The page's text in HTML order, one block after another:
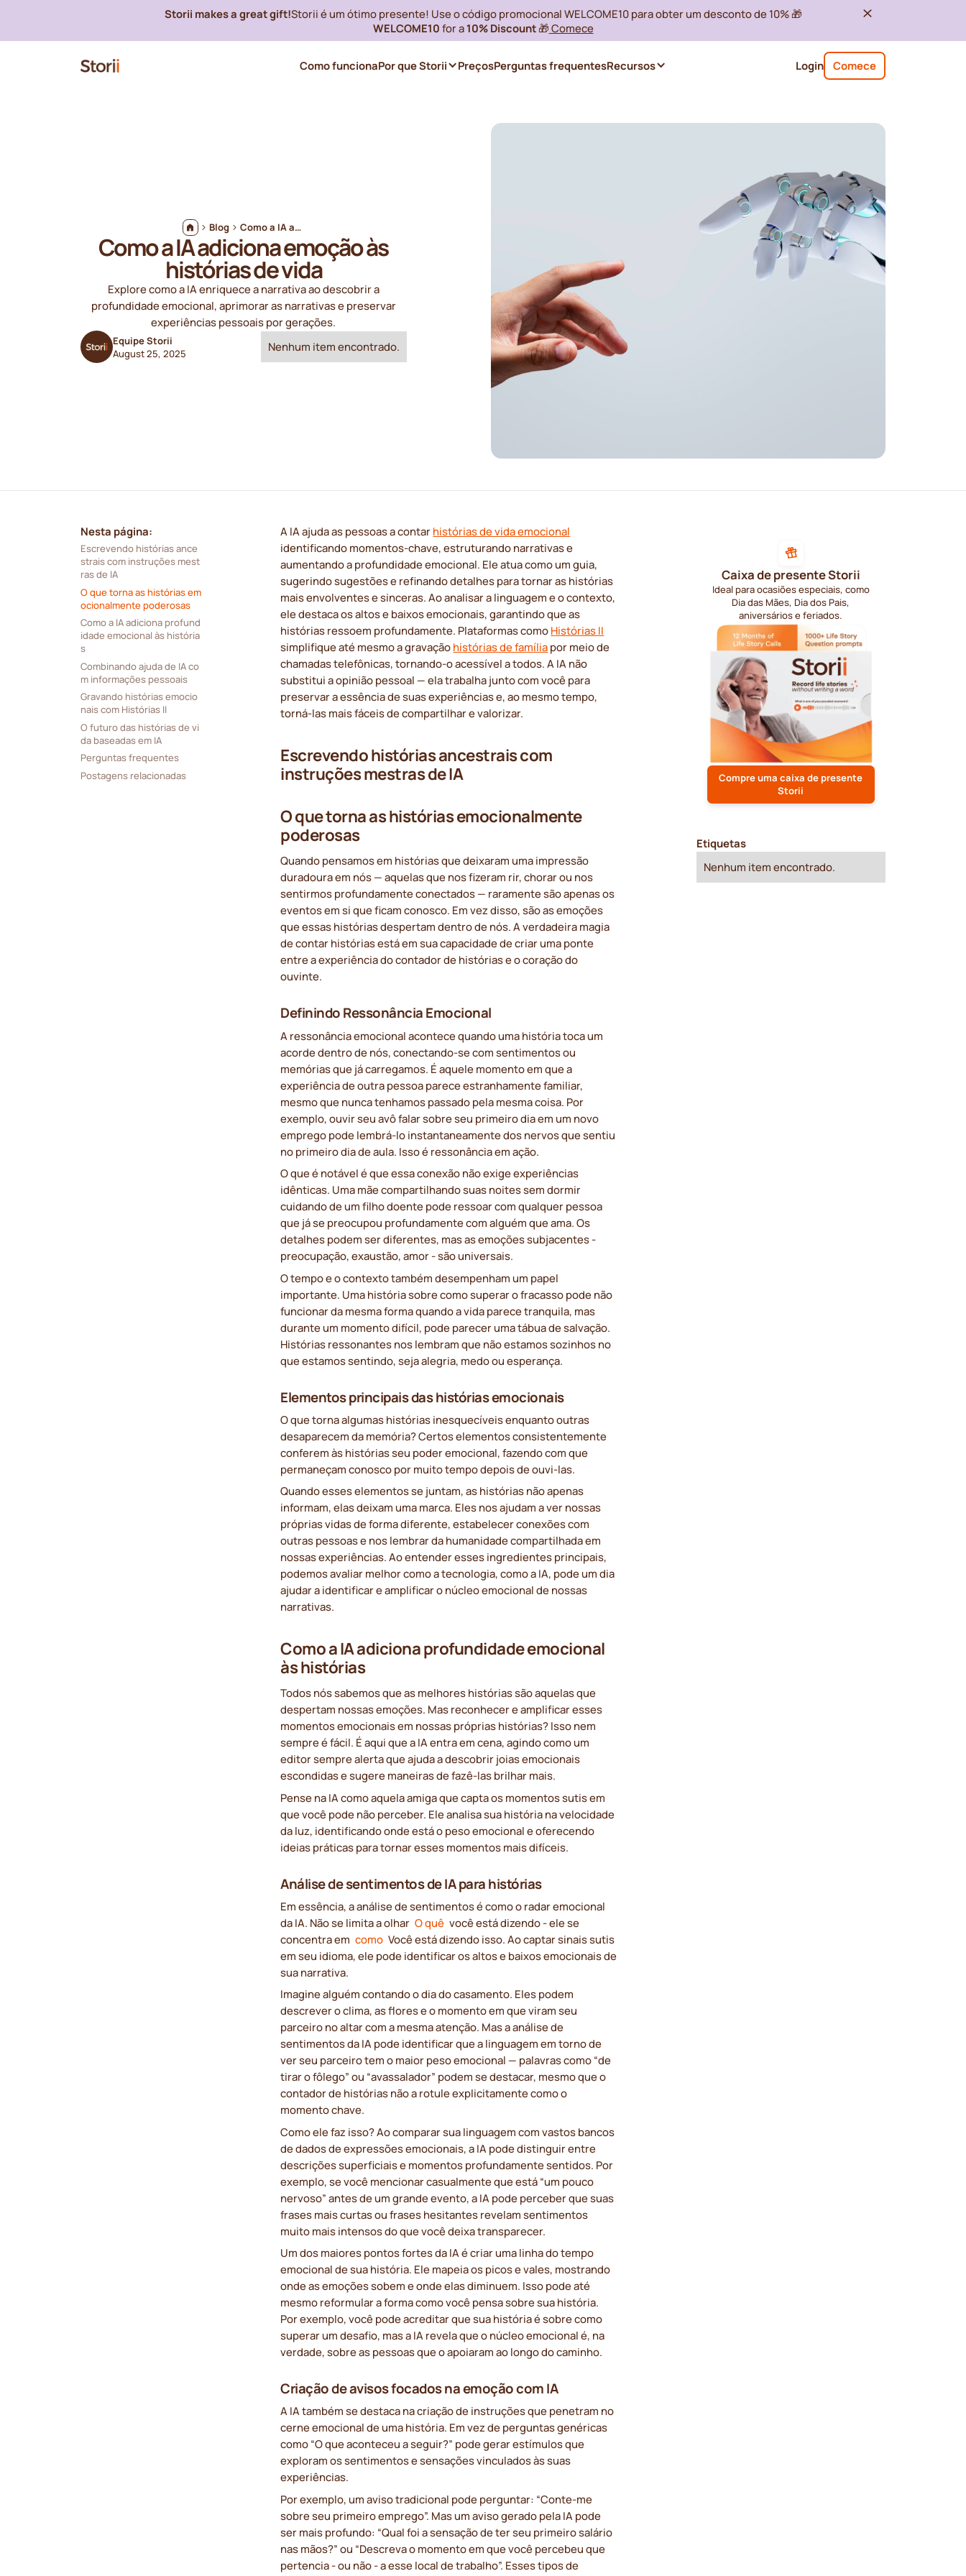
Storii makes a great gift!Storii é um ótimo presente! Use o código promocional WELCOME10 para obter um desconto de 10% 🎁
WELCOME10 for a10% Discount🎁 Comece
Login Comece
Como funcionaPor que Storii PreçosPerguntas frequentesRecursos
Blog Como a IA adiciona emoção às histórias de vida
Como a IA adiciona emoção às
histórias de vida
Explore como a IA enriquece a narrativa ao descobrir a
profundidade emocional, aprimorar as narrativas e preservar
experiências pessoais por gerações.
Equipe Storii
August 25, 2025
Nenhum item encontrado.
Nesta página:
Escrevendo histórias ance
strais com instruções mest
ras de IA
O que torna as histórias em
ocionalmente poderosas
Como a IA adiciona profund
idade emocional às história
s
Combinando ajuda de IA co
m informações pessoais
Gravando histórias emocio
nais com Histórias II
O futuro das histórias de vi
da baseadas em IA
Perguntas frequentes
Postagens relacionadas
A IA ajuda as pessoas a contar histórias de vida emocional
identificando momentos-chave, estruturando narrativas e
aumentando a profundidade emocional. Ele atua como um guia,
sugerindo sugestões e refinando detalhes para tornar as histórias
mais envolventes e sinceras. Ao analisar a linguagem e o contexto,
ele destaca os altos e baixos emocionais, garantindo que as
histórias ressoem profundamente. Plataformas como Histórias II
simplifique até mesmo a gravação histórias de família por meio de
chamadas telefônicas, tornando-o acessível a todos. A IA não
substitui a opinião pessoal — ela trabalha junto com você para
preservar a essência de suas experiências e, ao mesmo tempo,
torná-las mais fáceis de compartilhar e valorizar.
Escrevendo histórias ancestrais com
instruções mestras de IA
O que torna as histórias emocionalmente
poderosas
Quando pensamos em histórias que deixaram uma impressão
duradoura em nós — aquelas que nos fizeram rir, chorar ou nos
sentirmos profundamente conectados — raramente são apenas os
eventos em si que ficam conosco. Em vez disso, são as emoções
que essas histórias despertam dentro de nós. A verdadeira magia
de contar histórias está em sua capacidade de criar uma ponte
entre a experiência do contador de histórias e o coração do
ouvinte.
Definindo Ressonância Emocional
A ressonância emocional acontece quando uma história toca um
acorde dentro de nós, conectando-se com sentimentos ou
memórias que já carregamos. É aquele momento em que a
experiência de outra pessoa parece estranhamente familiar,
mesmo que nunca tenhamos passado pela mesma coisa. Por
exemplo, ouvir seu avô falar sobre seu primeiro dia em um novo
emprego pode lembrá-lo instantaneamente dos nervos que sentiu
no primeiro dia de aula. Isso é ressonância em ação.
O que é notável é que essa conexão não exige experiências
idênticas. Uma mãe compartilhando suas noites sem dormir
cuidando de um filho doente pode ressoar com qualquer pessoa
que já se preocupou profundamente com alguém que ama. Os
detalhes podem ser diferentes, mas as emoções subjacentes -
preocupação, exaustão, amor - são universais.
O tempo e o contexto também desempenham um papel
importante. Uma história sobre como superar o fracasso pode não
funcionar da mesma forma quando a vida parece tranquila, mas
durante um momento difícil, pode parecer uma tábua de salvação.
Histórias ressonantes nos lembram que não estamos sozinhos no
que estamos sentindo, seja alegria, medo ou esperança.
Elementos principais das histórias emocionais
O que torna algumas histórias inesquecíveis enquanto outras
desaparecem da memória? Certos elementos consistentemente
conferem às histórias seu poder emocional, fazendo com que
permaneçam conosco por muito tempo depois de ouvi-las.
Quando esses elementos se juntam, as histórias não apenas
informam, elas deixam uma marca. Eles nos ajudam a ver nossas
próprias vidas de forma diferente, estabelecer conexões com
outras pessoas e nos lembrar da humanidade compartilhada em
nossas experiências. Ao entender esses ingredientes principais,
podemos avaliar melhor como a tecnologia, como a IA, pode um dia
ajudar a identificar e amplificar o núcleo emocional de nossas
narrativas.
Como a IA adiciona profundidade emocional
às histórias
Todos nós sabemos que as melhores histórias são aquelas que
despertam nossas emoções. Mas reconhecer e amplificar esses
momentos emocionais em nossas próprias histórias? Isso nem
sempre é fácil. É aqui que a IA entra em cena, agindo como um
editor sempre alerta que ajuda a descobrir joias emocionais
escondidas e sugere maneiras de fazê-las brilhar mais.
Pense na IA como aquela amiga que capta os momentos sutis em
que você pode não perceber. Ele analisa sua história na velocidade
da luz, identificando onde está o peso emocional e oferecendo
ideias práticas para tornar esses momentos mais difíceis.
Análise de sentimentos de IA para histórias
Em essência, a análise de sentimentos é como o radar emocional
da IA. Não se limita a olhar O quê você está dizendo - ele se
concentra em como Você está dizendo isso. Ao captar sinais sutis
em seu idioma, ele pode identificar os altos e baixos emocionais de
sua narrativa.
Imagine alguém contando o dia do casamento. Eles podem
descrever o clima, as flores e o momento em que viram seu
parceiro no altar com a mesma atenção. Mas a análise de
sentimentos da IA pode identificar que a linguagem em torno de
ver seu parceiro tem o maior peso emocional — palavras como “de
tirar o fôlego” ou “avassalador” podem se destacar, mesmo que o
contador de histórias não a rotule explicitamente como o
momento chave.
Como ele faz isso? Ao comparar sua linguagem com vastos bancos
de dados de expressões emocionais, a IA pode distinguir entre
descrições superficiais e momentos profundamente sentidos. Por
exemplo, se você mencionar casualmente que está “um pouco
nervoso” antes de um grande evento, a IA pode perceber que suas
frases mais curtas ou frases hesitantes revelam sentimentos
muito mais intensos do que você deixa transparecer.
Um dos maiores pontos fortes da IA é criar uma linha do tempo
emocional de sua história. Ele mapeia os picos e vales, mostrando
onde as emoções sobem e onde elas diminuem. Isso pode até
mesmo reformular a forma como você pensa sobre sua história.
Por exemplo, você pode acreditar que sua história é sobre como
superar um desafio, mas a IA revela que o núcleo emocional é, na
verdade, sobre as pessoas que o apoiaram ao longo do caminho.
Criação de avisos focados na emoção com IA
A IA também se destaca na criação de instruções que penetram no
cerne emocional de uma história. Em vez de perguntas genéricas
como “O que aconteceu a seguir?” pode gerar estímulos que
exploram os sentimentos e sensações vinculados às suas
experiências.
Por exemplo, um aviso tradicional pode perguntar: “Conte-me
sobre seu primeiro emprego”. Mas um aviso gerado pela IA pode
ser mais profundo: “Qual foi a sensação de ter seu primeiro salário
nas mãos?” ou “Descreva o momento em que você percebeu que
pertencia - ou não - a esse local de trabalho”. Esses tipos de
Caixa de presente Storii
Ideal para ocasiões especiais, como
Dia das Mães, Dia dos Pais,
aniversários e feriados.
Compre uma caixa de presente
Storii
Etiquetas
Nenhum item encontrado.